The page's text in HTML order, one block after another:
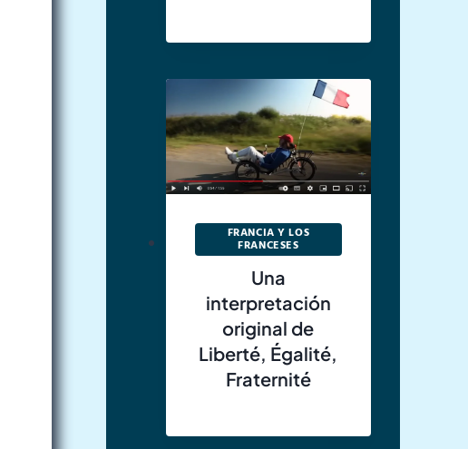
FRANCIA Y LOS
FRANCESES
Una
interpretación
original de
Liberté, Égalité,
Fraternité